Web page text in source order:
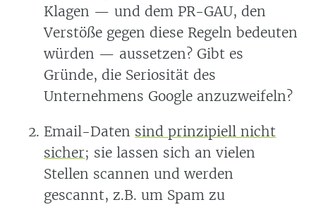
Klagen — und dem PR-GAU, den
Verstöße gegen diese Regeln bedeuten
würden — aussetzen? Gibt es
Gründe, die Seriosität des
Unternehmens Google anzuzweifeln?
Email-Daten sind prinzipiell nicht
sicher; sie lassen sich an vielen
Stellen scannen und werden
gescannt, z.B. um Spam zu